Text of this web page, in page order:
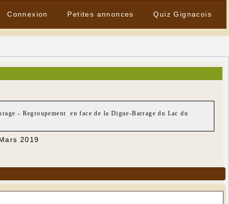
Connexion Petites annonces Quiz Gignacois
- Regroupement en face de la Digue-Barrage du Lac du
2019